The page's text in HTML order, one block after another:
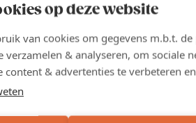
op deze website
van cookies om gegevens m.b.t.
verzamelen & analyseren, om sociale
content & advertenties te verbeteren
5 februari.